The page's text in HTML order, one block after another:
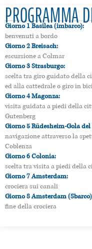
PROGRAMMA
Giorno 1 Basilea (imbarco):
benvenuti a bordo
Giorno 2 Breisach:
escursione a Colmar
Giorno 3 Strasburgo:
scelta tra giro guidato della
ed alla cattedrale o giro in
Giorno 4Magonza:
visita guidata a piedi della
Gutenberg
Giorno 5 Rüdesheim-Gola del
navigazione attraverso la
Coblenza
Giorno 6 Colonia:
scelta tra visita a piedi della
Giorno 7 Amsterdam:
crociera sui canali
Giorno 8 Amsterdam
fine della crociera